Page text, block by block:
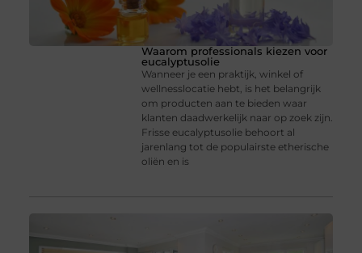
Waarom professionals kiezen voor
eucalyptusolie
Wanneer je een praktijk, winkel of
wellnesslocatie hebt, is het belangrijk
om producten aan te bieden waar
klanten daadwerkelijk naar op zoek zijn.
Frisse eucalyptusolie behoort al
jarenlang tot de populairste etherische
oliën en is